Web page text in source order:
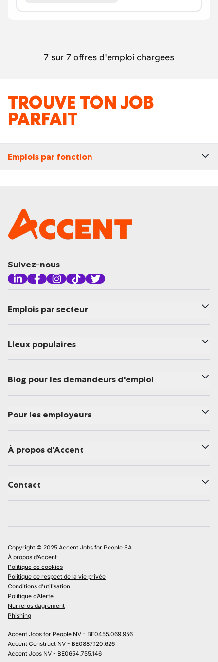
7 sur 7 offres d'emploi chargées
TROUVE TON JOB
PARFAIT
Emplois par fonction
Suivez-nous
Emplois par secteur
Lieux populaires
Blog pour les demandeurs d'emploi
Pour les employeurs
À propos d'Accent
Contact
Copyright © 2025 Accent Jobs for People SA
À propos d’Accent
Politique de cookies
Politique de respect de la vie privée
Conditions d'utilisation
Politique d’Alerte
Numeros dagrement
Phishing
Accent Jobs for People NV - BE0455.069.956
Accent Construct NV - BE0887.120.626
Accent Jobs NV - BE0654.755.146